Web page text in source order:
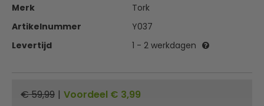
Merk
Tork
Artikelnummer
Y037
Levertijd
1 - 2 werkdagen
€ 59,99 | Voordeel € 3,99